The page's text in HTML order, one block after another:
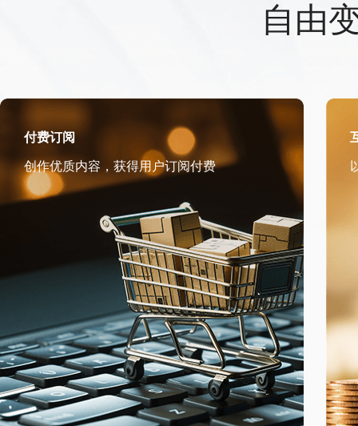
自由
付费订阅
创作优质内容，获得用户订阅付费